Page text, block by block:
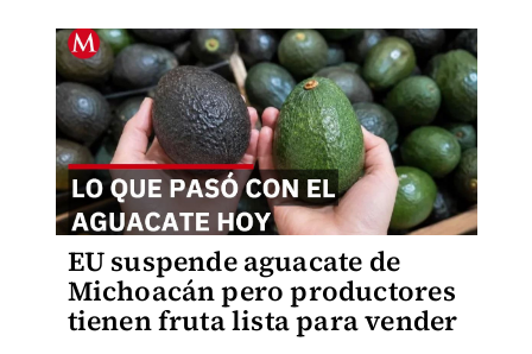
EU suspende aguacate de
Michoacán pero productores
tienen fruta lista para vender